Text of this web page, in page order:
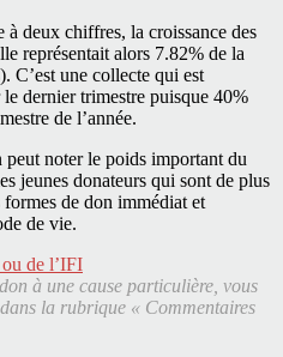
à deux chiffres, la croissance des
représentait alors 7.82% de la
C’est une collecte qui est
dernier trimestre puisque 40%
de l’année.
noter le poids important du
jeunes donateurs qui sont de plus
de don immédiat et
de vie.
de l’IFI
à une cause particulière, vous
la rubrique « Commentaires